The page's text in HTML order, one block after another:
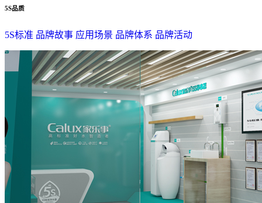
5S品质
5S标准 品牌故事 应用场景 品牌体系 品牌活动